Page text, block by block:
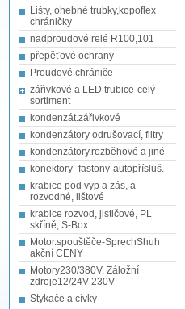
Lišty, ohebné trubky,kopoflex
chráničky
nadproudové relé R100,101
přepěťové ochrany
Proudové chrániče
zářivkové a LED trubice-celý
sortiment
kondenzát.zářivkové
kondenzátory odrušovací, filtry
kondenzátory.rozběhové a jiné
konektory -fastony-autopřísluš.
krabice pod vyp a zás, a
rozvodné, lištové
krabice rozvod, jističové, PL
skříně, S-Box
Motor.spouštěče-SprechShuh
akční CENY
Motory230/380V, Záložní
zdroje12/24V-230V
Stykače a cívky